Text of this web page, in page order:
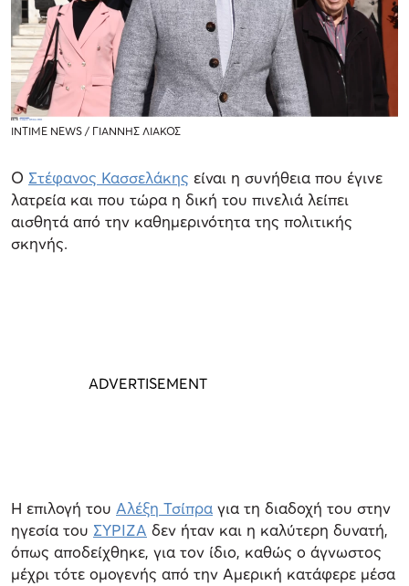
INTIME NEWS / ΓΙΑΝΝΗΣ ΛΙΑΚΟΣ
Ο Στέφανος Κασσελάκης είναι η συνήθεια που έγινε
λατρεία και που τώρα η δική του πινελιά λείπει
αισθητά από την καθημερινότητα της πολιτικής
σκηνής.
Η επιλογή του Αλέξη Τσίπρα για τη διαδοχή του στην
ηγεσία του ΣΥΡΙΖΑ δεν ήταν και η καλύτερη δυνατή,
όπως αποδείχθηκε, για τον ίδιο, καθώς ο άγνωστος
μέχρι τότε ομογενής από την Αμερική κατάφερε μέσα